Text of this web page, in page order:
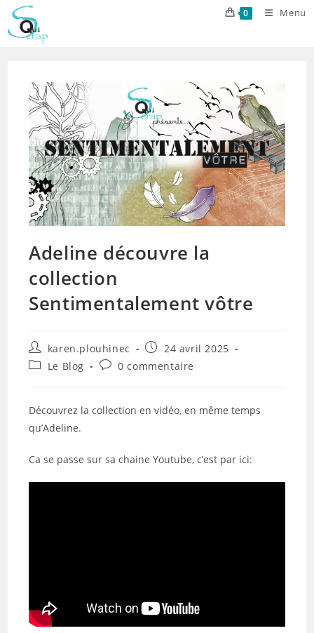
Skip
content
0 Menu
Adeline découvre la
collection
Sentimentalement vôtre
Auteur/autrice
de
karen.plouhinec
Publication
publiée :
24 avril 2025
PostLe Blog
Commentaires
publication :
0 commentaire
Découvrez la collection en vidéo, en même temps
qu’Adeline.
Ca se passe sur sa chaine Youtube, c’est par ici: